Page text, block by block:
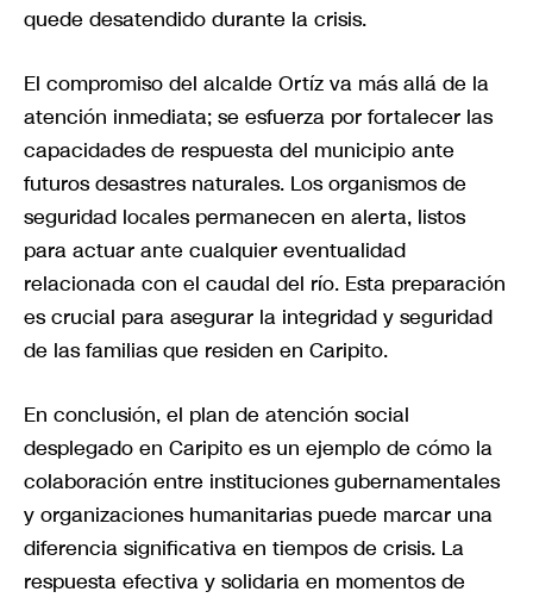
quede desatendido durante la crisis.
El compromiso del alcalde Ortíz va más allá de la
atención inmediata; se esfuerza por fortalecer las
capacidades de respuesta del municipio ante
futuros desastres naturales. Los organismos de
seguridad locales permanecen en alerta, listos
para actuar ante cualquier eventualidad
relacionada con el caudal del río. Esta preparación
es crucial para asegurar la integridad y seguridad
de las familias que residen en Caripito.
En conclusión, el plan de atención social
desplegado en Caripito es un ejemplo de cómo la
colaboración entre instituciones gubernamentales
y organizaciones humanitarias puede marcar una
diferencia significativa en tiempos de crisis. La
respuesta efectiva y solidaria en momentos de